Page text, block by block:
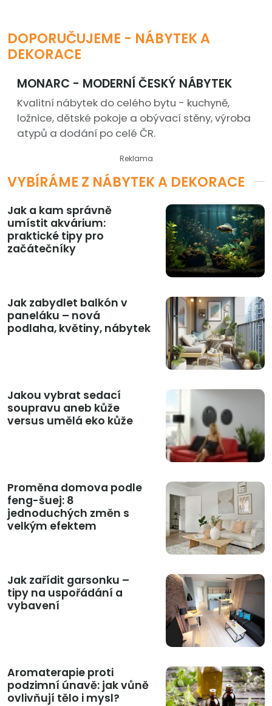
DOPORUČUJEME - NÁBYTEK A
DEKORACE
MONARC - MODERNÍ ČESKÝ NÁBYTEK
Kvalitní nábytek do celého bytu - kuchyně,
ložnice, dětské pokoje a obývací stěny, výroba
atypů a dodání po celé ČR.
Reklama
VYBÍRÁME Z NÁBYTEK A DEKORACE
Jak a kam správně
umístit akvárium:
praktické tipy pro
začátečníky
Jak zabydlet balkón v
paneláku – nová
podlaha, květiny, nábytek
Jakou vybrat sedací
soupravu aneb kůže
versus umělá eko kůže
Proměna domova podle
feng-šuej: 8
jednoduchých změn s
velkým efektem
Jak zařídit garsonku –
tipy na uspořádání a
vybavení
Aromaterapie proti
podzimní únavě: jak vůně
ovlivňují tělo i mysl?